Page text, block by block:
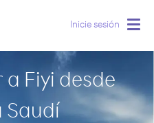
Inicie sesión
Fiyi desde
Saudí